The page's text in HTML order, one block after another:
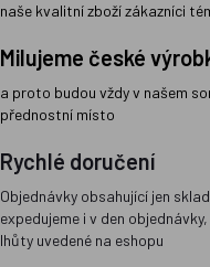
naše kvalitní zboží zákazníci
Milujeme české
a proto budou vždy v našem
přednostní místo
Rychlé doručení
Objednávky obsahující jen
expedujeme i v den
lhůty uvedené na eshopu